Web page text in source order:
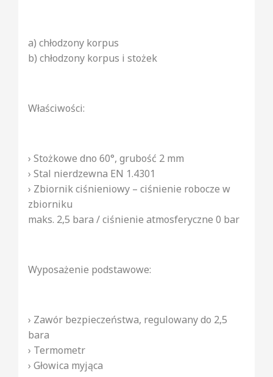
a) chłodzony korpus
b) chłodzony korpus i stożek
Właściwości:
› Stożkowe dno 60°, grubość 2 mm
› Stal nierdzewna EN 1.4301
› Zbiornik ciśnieniowy – ciśnienie robocze w
zbiorniku
maks. 2,5 bara / ciśnienie atmosferyczne 0 bar
Wyposażenie podstawowe:
› Zawór bezpieczeństwa, regulowany do 2,5
bara
› Termometr
› Głowica myjąca